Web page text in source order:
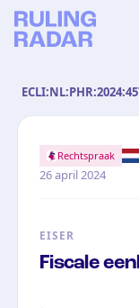
Rechtspraak
26 april 2024
EISER
Fiscale